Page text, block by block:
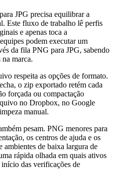
JPG precisa equilibrar a
Este fluxo de trabalho lê perfis
e apenas toca a
podem executar um
da fila PNG para JPG, sabendo
marca.
respeita as opções de formato.
o zip exportado retém cada
forçada ou compactação
no Dropbox, no Google
manual.
pesam. PNG menores para
os centros de ajuda e os
ambientes de baixa largura de
rápida olhada em quais ativos
das verificações de